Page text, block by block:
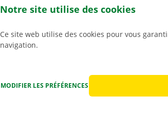
votre smartphone. Choisissez
le Pick-up Point ou Dockx Service Shop
Notre site utilise des cookies
Ce site web utilise des cookies pour vous
navigation.
MODIFIER LES PRÉFÉRENCES